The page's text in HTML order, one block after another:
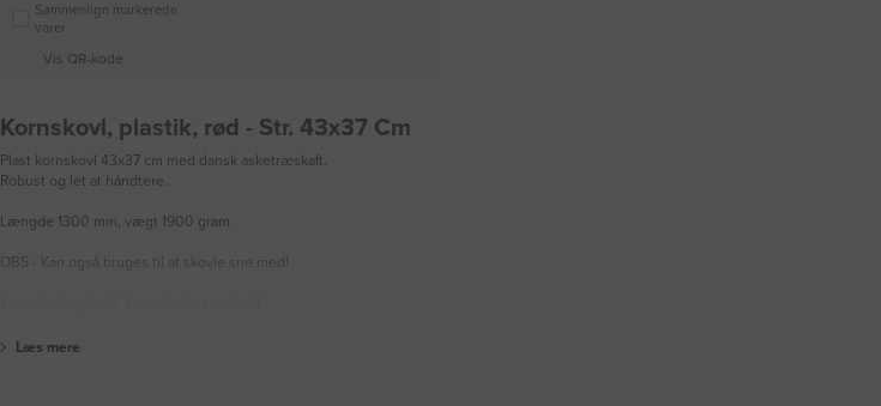
Sammenlign markerede
varer
Vis QR-kode
Kornskovl, plastik, rød - Str. 43x37 Cm
Plast kornskovl 43x37 cm med dansk asketræskaft.
Robust og let at håndtere.
Længde 1300 mm, vægt 1900 gram.
OBS - Kan også bruges til at skovle sne med!
Læs mere